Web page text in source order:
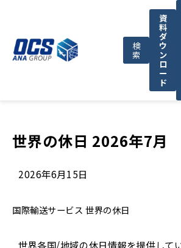
検
索
資
料
ダ
ウ
ン
ロ
ー
ド
OCSが選ばれる理由
世界の休日 2026年7月
2026年6月15日
国際輸送サービス 世界の休日
世界各国/地域の休日情報を提供してい